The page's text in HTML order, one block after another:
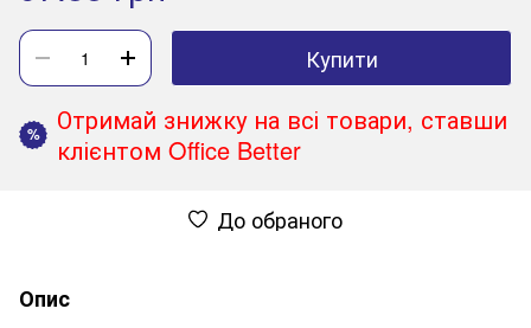
Купити
%
Отримай знижку на всі товари, ставши
клієнтом Office Better
До обраного
Опис